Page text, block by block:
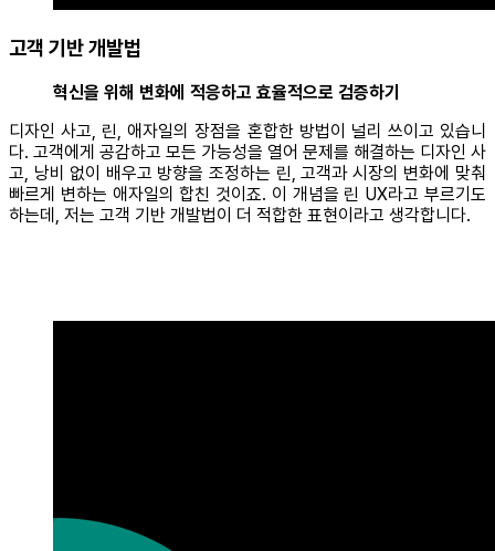
고객 기반 개발법
혁신을 위해 변화에 적응하고 효율적으로 검증하기
디자인 사고, 린, 애자일의 장점을 혼합한 방법이 널리 쓰이고 있습니
다. 고객에게 공감하고 모든 가능성을 열어 문제를 해결하는 디자인 사
고, 낭비 없이 배우고 방향을 조정하는 린, 고객과 시장의 변화에 맞춰
빠르게 변하는 애자일의 합친 것이죠. 이 개념을 린 UX라고 부르기도
하는데, 저는 고객 기반 개발법이 더 적합한 표현이라고 생각합니다.